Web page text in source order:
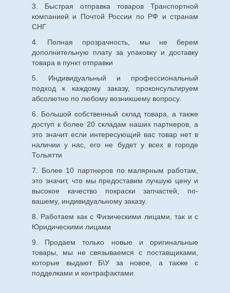
3. Быстрая отправка товаров Транспортной
компанией и Почтой России по РФ и странам
СНГ
4. Полная прозрачность, мы не берем
дополнительную плату за упаковку и доставку
товара в пункт отправки
5. Индивидуальный и профессиональный
подход к каждому заказу, проконсультируем
абсолютно по любому возникшему вопросу.
6. Большой собственный склад товара, а также
доступ к более 20 складам наших партнеров, а
это значит если интересующий вас товар нет в
наличии у нас, его не будет у всех в городе
Тольятти
7. Более 10 партнеров по малярным работам,
это значит, что мы предоставим лучшую цену и
высокое качество покраски запчастей, по-
вашему, индивидуальному заказу.
8. Работаем как с Физическими лицами, так и с
Юридическими лицами
9. Продаем только новые и оригинальные
товары, мы не связываемся с поставщиками,
которые выдают Б\У за новое, а также с
подделками и контрафактами.